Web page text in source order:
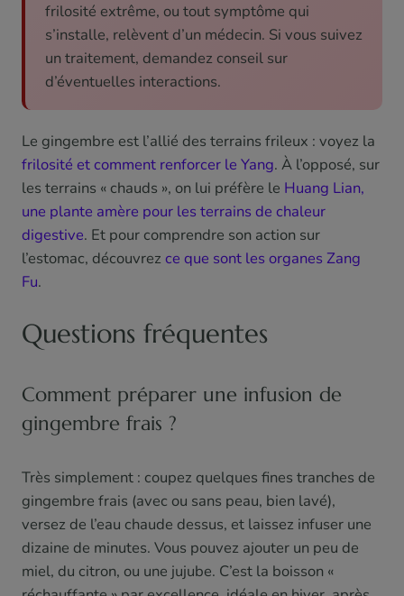
frilosité extrême, ou tout symptôme qui
s’installe, relèvent d’un médecin. Si vous suivez
un traitement, demandez conseil sur
d’éventuelles interactions.
Le gingembre est l’allié des terrains frileux : voyez la
frilosité et comment renforcer le Yang. À l’opposé, sur
les terrains « chauds », on lui préfère le Huang Lian,
une plante amère pour les terrains de chaleur
digestive. Et pour comprendre son action sur
l’estomac, découvrez ce que sont les organes Zang
Fu.
Questions fréquentes
Comment préparer une infusion de
gingembre frais ?
Très simplement : coupez quelques fines tranches de
gingembre frais (avec ou sans peau, bien lavé),
versez de l’eau chaude dessus, et laissez infuser une
dizaine de minutes. Vous pouvez ajouter un peu de
miel, du citron, ou une jujube. C’est la boisson «